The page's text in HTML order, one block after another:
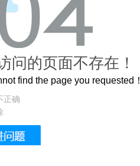
问的页面不存在！
find the page you requested！
正确